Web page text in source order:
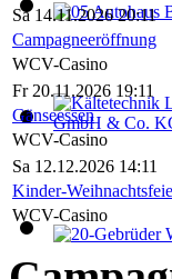
Sa 14.11.2026 20:11
Campagneeröffnung
WCV-Casino
Fr 20.11.2026 19:11
Gänseessen
WCV-Casino
Sa 12.12.2026 14:11
Kinder-
WCV-Casino